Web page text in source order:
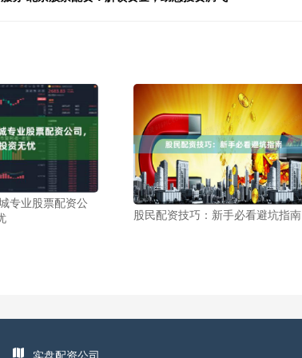
专业股票配资公
股民配资技巧：新手必看避坑指南